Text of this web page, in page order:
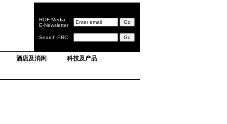
ROF Media
E-Newsletter
Search PRC
酒店及消闲
科技及产品